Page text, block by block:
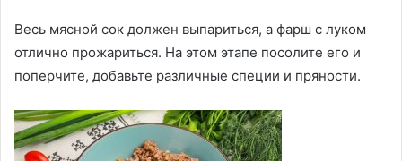
Весь мясной сок должен выпариться, а фарш с луком
отлично прожариться. На этом этапе посолите его и
поперчите, добавьте различные специи и пряности.